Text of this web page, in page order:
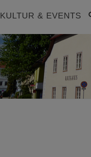
KULTUR & EVENTS